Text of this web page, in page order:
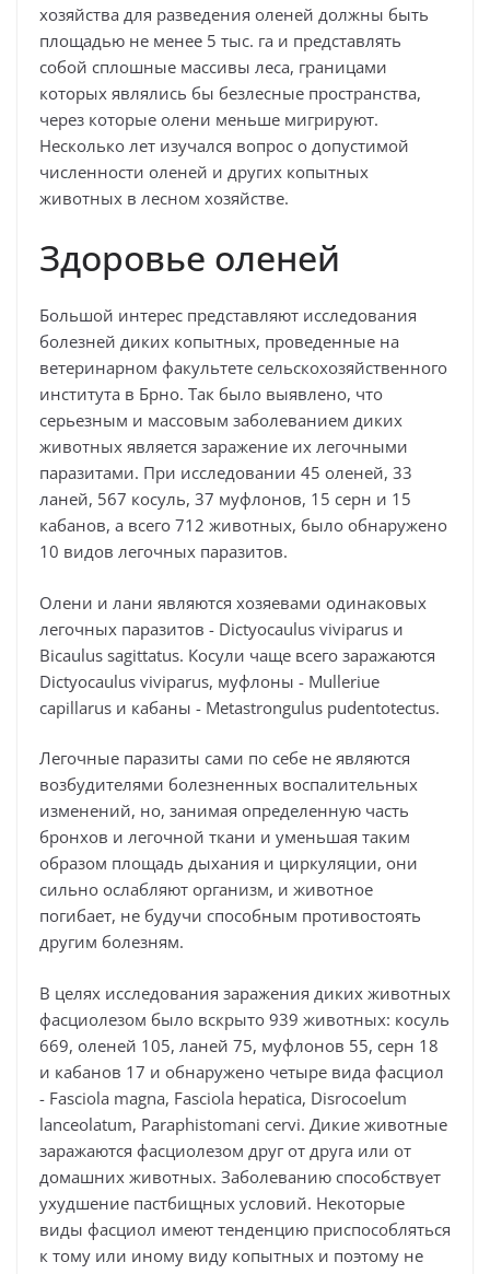
хозяйства для разведения оленей должны быть
площадью не менее 5 тыс. га и представлять
собой сплошные массивы леса, границами
которых являлись бы безлесные пространства,
через которые олени меньше мигрируют.
Несколько лет изучался вопрос о допустимой
численности оленей и других копытных
животных в лесном хозяйстве.
Здоровье оленей
Большой интерес представляют исследования
болезней диких копытных, проведенные на
ветеринарном факультете сельскохозяйственного
института в Брно. Так было выявлено, что
серьезным и массовым заболеванием диких
животных является заражение их легочными
паразитами. При исследовании 45 оленей, 33
ланей, 567 косуль, 37 муфлонов, 15 серн и 15
кабанов, а всего 712 животных, было обнаружено
10 видов легочных паразитов.
Олени и лани являются хозяевами одинаковых
легочных паразитов - Dictyocaulus viviparus и
Bicaulus sagittatus. Косули чаще всего заражаются
Dictyocaulus viviparus, муфлоны - Mulleriue
capillarus и кабаны - Metastrongulus pudentotectus.
Легочные паразиты сами по себе не являются
возбудителями болезненных воспалительных
изменений, но, занимая определенную часть
бронхов и легочной ткани и уменьшая таким
образом площадь дыхания и циркуляции, они
сильно ослабляют организм, и животное
погибает, не будучи способным противостоять
другим болезням.
В целях исследования заражения диких животных
фасциолезом было вскрыто 939 животных: косуль
669, оленей 105, ланей 75, муфлонов 55, серн 18
и кабанов 17 и обнаружено четыре вида фасциол
- Fasciola magna, Fasciola hepatica, Disrocoelum
lanceolatum, Paraphistomani cervi. Дикие животные
заражаются фасциолезом друг от друга или от
домашних животных. Заболеванию способствует
ухудшение пастбищных условий. Некоторые
виды фасциол имеют тенденцию приспособляться
к тому или иному виду копытных и поэтому не